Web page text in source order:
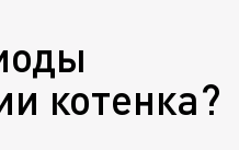
котенка?